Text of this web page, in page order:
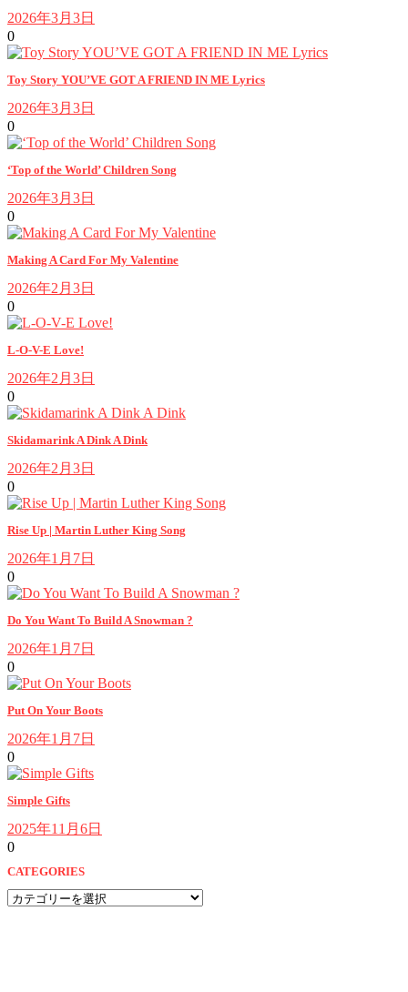
2026年3月3日
0
Toy Story YOU’VE GOT A FRIEND IN ME Lyrics
2026年3月3日
0
‘Top of the World’ Children Song
2026年3月3日
0
Making A Card For My Valentine
2026年2月3日
0
L-O-V-E Love!
2026年2月3日
0
Skidamarink A Dink A Dink
2026年2月3日
0
Rise Up | Martin Luther King Song
2026年1月7日
0
Do You Want To Build A Snowman ?
2026年1月7日
0
Put On Your Boots
2026年1月7日
0
Simple Gifts
2025年11月6日
0
CATEGORIES
CATEGORIES